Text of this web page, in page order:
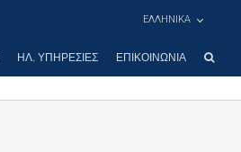
ΕΛΛΗΝΙΚΑ
ΗΛ. ΥΠΗΡΕΣΊΕΣ ΕΠΙΚΟΙΝΩΝΊΑ